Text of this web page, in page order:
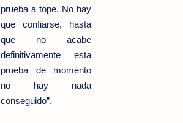
prueba a tope. No hay
que confiarse, hasta
que no acabe
definitivamente esta
prueba de momento
no hay nada
conseguido”.